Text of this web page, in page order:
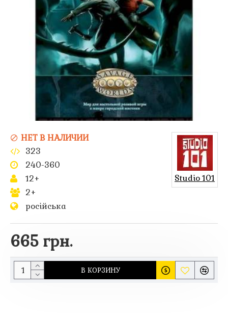
665 грн.
НЕТ В НАЛИЧИИ
323
240-360
12+
2+
російська
Studio 101
В КОРЗИНУ